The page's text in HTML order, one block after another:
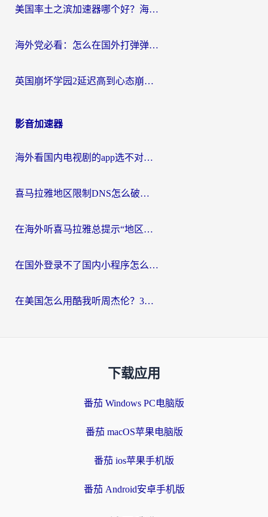
美国率土之滨加速器哪个好？海外党国服游戏畅玩终极指南（附多游戏解决方案）
海外党必看：怎么在国外打弹弹堂不卡？番茄加速器亲测指南
英国崩坏学园2延迟高到心态崩？海外党国服游戏加速终极指南
影音加速器
海外看国内电视剧的app选不对？这份回国加速器避坑指南帮你流畅追剧
喜马拉雅地区限制DNS怎么破？海外党听国内音乐听书的终极解决方案
在海外听喜马拉雅总提示“地区限制”？3步轻松解除+听国内音乐全攻略
在国外登录不了国内小程序怎么办？选对回国加速器，轻松解锁国内资源
在美国怎么用酷我听周杰伦？3步搞定海外听歌难题
下载应用
番茄 Windows PC电脑版
番茄 macOS苹果电脑版
番茄 ios苹果手机版
番茄 Android安卓手机版